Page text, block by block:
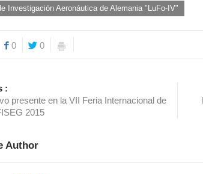
Investigación Aeronáutica de Alemania "LuFo-IV"
0 0
:
presente en la VII Feria Internacional de
2015
Author